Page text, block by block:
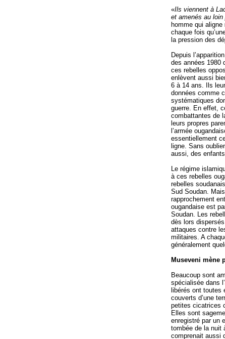
«Ils viennent à
et amenés au
homme qui
chaque fois
la pression des
Depuis
des années 1980
ces rebelles
enlèvent aussi
6 à 14 ans. Ils
données comme
systématiques
guerre. En effet,
combattantes de
leurs propres
l’armée
essentiellement
ligne. Sans
aussi, des
Le régime
à ces rebelles
rebelles
Sud Soudan.
rapprochement
ougandaise est
Soudan. Les
dès lors
attaques contre
militaires. A
généralement
Museveni mène
Beaucoup sont
spécialisée dans
libérés ont toutes
couverts d’une
petites cicatrices
Elles sont
enregistré par un
tombée de la nuit
comprenait aussi